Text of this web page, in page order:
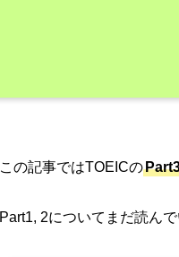
この記事ではTOEICの
Part1, 2についてまだ読ん